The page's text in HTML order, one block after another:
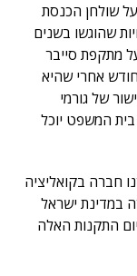
שולחן הכנסת
שהוגשו בשנים
מתקפת סייבר
אחרי שהיא
של גורמי
המשפט יוכל
חברה בקואליציה
במדינת ישראל
התקנות האלה